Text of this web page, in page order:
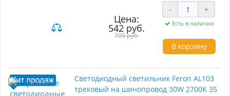
создавать зоналное освещение. Подходит для
основного и декоративного освещения.
Модель AL112 от производителя Feron с
цветом корпуса Черный подходят для
следующего типа трекового освещения
- Однофазные трековые системы в качестве
источника света используется Встроенные
качественное освещение в любом интерьере
Светильник трековый на шинопровод,
однофазный (ДПО) FERON AL112, 20W, 4000К
(белый), 170-265V, 1800Lm, цвет черный,
Цена:
542 руб.
705 руб.
- +
Есть в наличии
В корзину
Светодиодный светильник Feron AL103
трековый на шинопровод 30W 2700K 35